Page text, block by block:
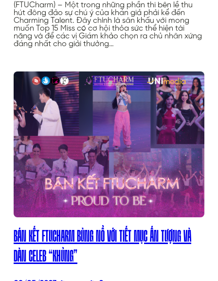
(FTUCharm) – Một trong những phần thi bên lề thu
hút đông đảo sự chú ý của khán giả phải kể đến
Charming Talent. Đây chính là sân khấu với mong
muốn Top 15 Miss có cơ hội thỏa sức thể hiện tài
năng và để các vị Giám khảo chọn ra chủ nhân xứng
đáng nhất cho giải thưởng…
BÁN KẾT FTUCHARM BÙNG NỔ VỚI TIẾT MỤC ẤN TƯỢNG VÀ
DÀN CELEB “KHỦNG”